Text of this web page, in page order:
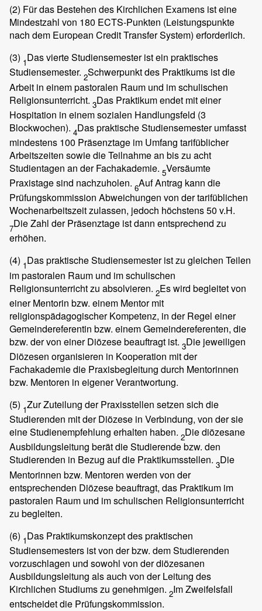
(2) Für das Bestehen des Kirchlichen Examens ist eine
Mindestzahl von 180 ECTS-Punkten (Leistungspunkte
nach dem European Credit Transfer System) erforderlich.
(3) 1Das vierte Studiensemester ist ein praktisches
Studiensemester. 2Schwerpunkt des Praktikums ist die
Arbeit in einem pastoralen Raum und im schulischen
Religionsunterricht. 3Das Praktikum endet mit einer
Hospitation in einem sozialen Handlungsfeld (3
Blockwochen). 4Das praktische Studiensemester umfasst
mindestens 100 Präsenztage im Umfang tarifüblicher
Arbeitszeiten sowie die Teilnahme an bis zu acht
Studientagen an der Fachakademie. 5Versäumte
Praxistage sind nachzuholen. 6Auf Antrag kann die
Prüfungskommission Abweichungen von der tarifüblichen
Wochenarbeitszeit zulassen, jedoch höchstens 50 v.H.
7Die Zahl der Präsenztage ist dann entsprechend zu
erhöhen.
(4) 1Das praktische Studiensemester ist zu gleichen Teilen
im pastoralen Raum und im schulischen
Religionsunterricht zu absolvieren. 2Es wird begleitet von
einer Mentorin bzw. einem Mentor mit
religionspädagogischer Kompetenz, in der Regel einer
Gemeindereferentin bzw. einem Gemeindereferenten, die
bzw. der von einer Diözese beauftragt ist. 3Die jeweiligen
Diözesen organisieren in Kooperation mit der
Fachakademie die Praxisbegleitung durch Mentorinnen
bzw. Mentoren in eigener Verantwortung.
(5) 1Zur Zuteilung der Praxisstellen setzen sich die
Studierenden mit der Diözese in Verbindung, von der sie
eine Studienempfehlung erhalten haben. 2Die diözesane
Ausbildungsleitung berät die Studierende bzw. den
Studierenden in Bezug auf die Praktikumsstellen. 3Die
Mentorinnen bzw. Mentoren werden von der
entsprechenden Diözese beauftragt, das Praktikum im
pastoralen Raum und im schulischen Religionsunterricht
zu begleiten.
(6) 1Das Praktikumskonzept des praktischen
Studiensemesters ist von der bzw. dem Studierenden
vorzuschlagen und sowohl von der diözesanen
Ausbildungsleitung als auch von der Leitung des
Kirchlichen Studiums zu genehmigen. 2Im Zweifelsfall
entscheidet die Prüfungskommission.